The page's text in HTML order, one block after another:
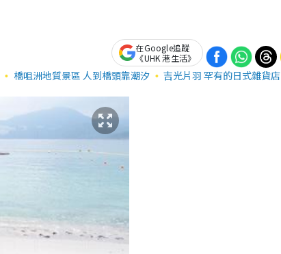
在Google追蹤
《UHK 港生活》
橋咀洲地質景區 人到橋頭靠潮汐 吉光片羽 罕有的日式雜貨店